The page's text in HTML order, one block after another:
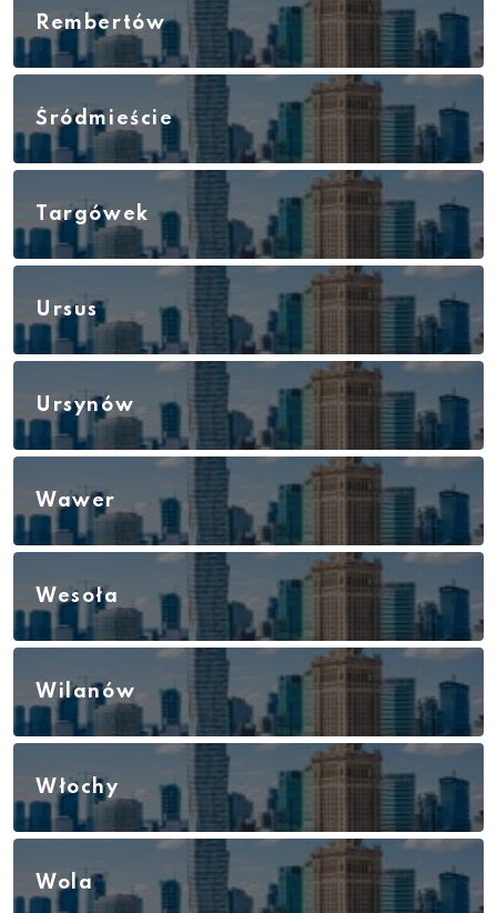
Rembertów
Śródmieście
Targówek
Ursus
Ursynów
Wawer
Wesoła
Wilanów
Włochy
Wola